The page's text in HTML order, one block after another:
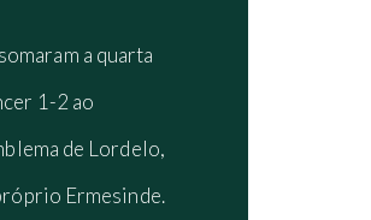
a quarta
1-2 ao
de Lordelo,
Ermesinde.